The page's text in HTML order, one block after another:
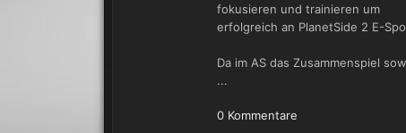
fokusieren und trainieren um
erfolgreich an PlanetSide 2 E-
Da im AS das Zusammenspiel
...
0 Kommentare